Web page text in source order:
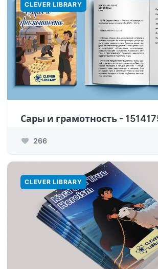
CLEVER LIBRARY
Сары и грамотность -
266
CLEVER LIBRARY